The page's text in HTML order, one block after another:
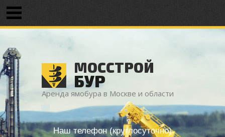
МОССТРОЙ
БУР
Аренда ямобура в Москве и области
Наш телефон (круглосуточно)